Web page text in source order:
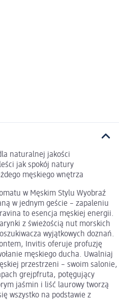
naturalnej jakości
jak spokój natury
męskiego wnętrza
w Męskim Stylu Wyobraź
w jednym geście – zapaleniu
to esencja męskiej energii.
z świeżością nut morskich
wyjątkowych doznań.
Invitis oferuje profuzję
męskiego ducha. Uwalniaj
przestrzeni – swoim salonie,
grejpfruta, potęgujący
jaśmin i liść laurowy tworzą
wszystko na podstawie z